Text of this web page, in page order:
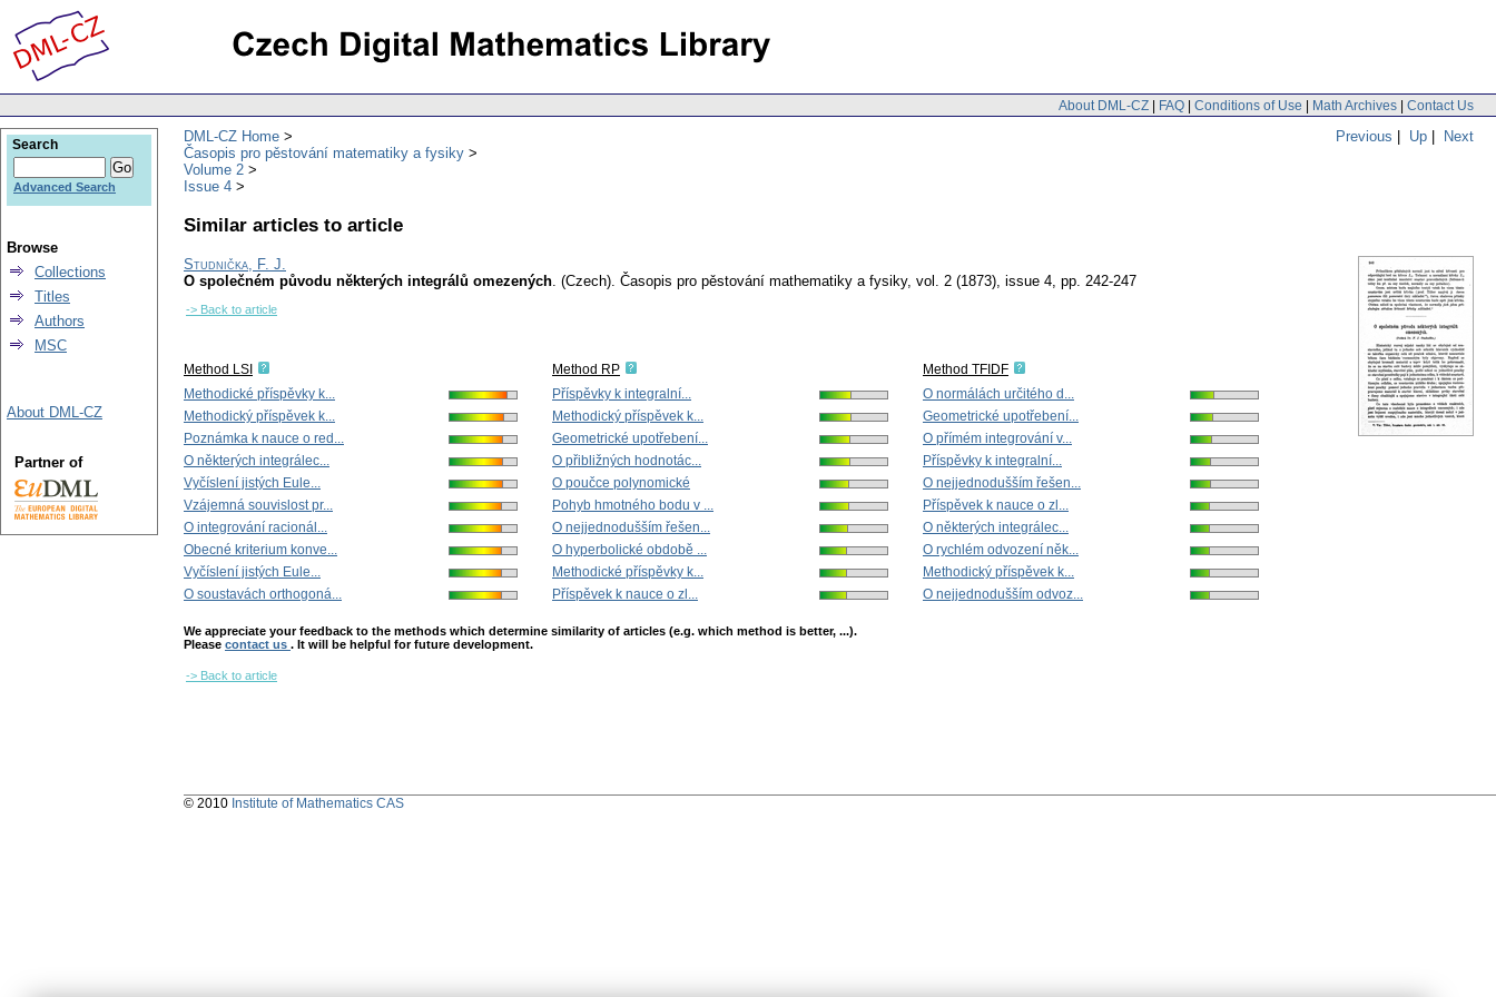
About DML-CZ | FAQ | Conditions of Use | Math Archives | Contact Us
Previous | Up | Next
DML-CZ Home
Časopis pro pěstování matematiky a fysiky
Volume 2
Issue 4
Similar articles to article
Studnička, F. J.
O společném původu některých integrálů omezených. (Czech). Časopis pro pěstování mathematiky a fysiky, vol. 2 (1873), issue 4, pp. 242-247
-> Back to article
Method LSI
Methodické příspěvky k...
Methodický příspěvek k...
Poznámka k nauce o red...
O některých integrálec...
Vyčíslení jistých Eule...
Vzájemná souvislost pr...
O integrování racionál...
Obecné kriterium konve...
Vyčíslení jistých Eule...
O soustavách orthogoná...
Method RP
Příspěvky k integralní...
Methodický příspěvek k...
Geometrické upotřebení...
O přibližných hodnotác...
O poučce polynomické
Pohyb hmotného bodu v ...
O nejjednodušším řešen...
O hyperbolické obdobě ...
Methodické příspěvky k...
Příspěvek k nauce o zl...
Method TFIDF
O normálách určitého d...
Geometrické upotřebení...
O přímém integrování v...
Příspěvky k integralní...
O nejjednodušším řešen...
Příspěvek k nauce o zl...
O některých integrálec...
O rychlém odvození něk...
Methodický příspěvek k...
O nejjednodušším odvoz...
We appreciate your feedback to the methods which determine similarity of articles (e.g. which method is better, ...).
Please contact us . It will be helpful for future development.
-> Back to article
Search
Advanced Search
Browse
Collections
Titles
Authors
MSC
About DML-CZ
Partner of
© 2010 Institute of Mathematics CAS